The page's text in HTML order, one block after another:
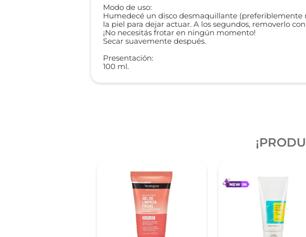
Modo de uso:
Humedecé un disco desmaquillante (preferiblemente
la piel para dejar actuar. A los segundos, removerlo
¡No necesitás frotar en ningún momento!
Secar suavemente después.
Presentación:
100 ml.